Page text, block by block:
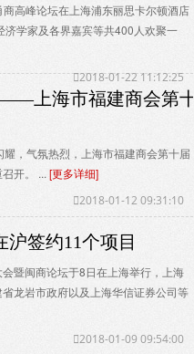
高峰论坛在上海浦东丽思卡尔顿酒店
济学家及各界嘉宾等共400人欢聚一
2018-01-22 11:12:25
上海市福建商会第十
，气氛热烈，上海市福建商会第十届
开。 ... [更多详细]
2018-01-12 09:31:10
沪签约11个项目
暨闽商论坛于8日在上海举行，上海
龙岩市政府以及上海华信证券公司等
2018-01-09 09:54:00